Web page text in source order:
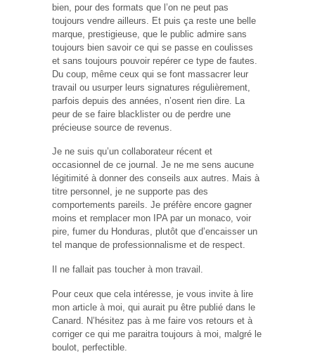
bien, pour des formats que l’on ne peut pas
toujours vendre ailleurs. Et puis ça reste une belle
marque, prestigieuse, que le public admire sans
toujours bien savoir ce qui se passe en coulisses
et sans toujours pouvoir repérer ce type de fautes.
Du coup, même ceux qui se font massacrer leur
travail ou usurper leurs signatures régulièrement,
parfois depuis des années, n’osent rien dire. La
peur de se faire blacklister ou de perdre une
précieuse source de revenus.
Je ne suis qu’un collaborateur récent et
occasionnel de ce journal. Je ne me sens aucune
légitimité à donner des conseils aux autres. Mais à
titre personnel, je ne supporte pas des
comportements pareils. Je préfère encore gagner
moins et remplacer mon IPA par un monaco, voir
pire, fumer du Honduras, plutôt que d’encaisser un
tel manque de professionnalisme et de respect.
Il ne fallait pas toucher à mon travail.
Pour ceux que cela intéresse, je vous invite à lire
mon article à moi, qui aurait pu être publié dans le
Canard. N’hésitez pas à me faire vos retours et à
corriger ce qui me paraitra toujours à moi, malgré le
boulot, perfectible.